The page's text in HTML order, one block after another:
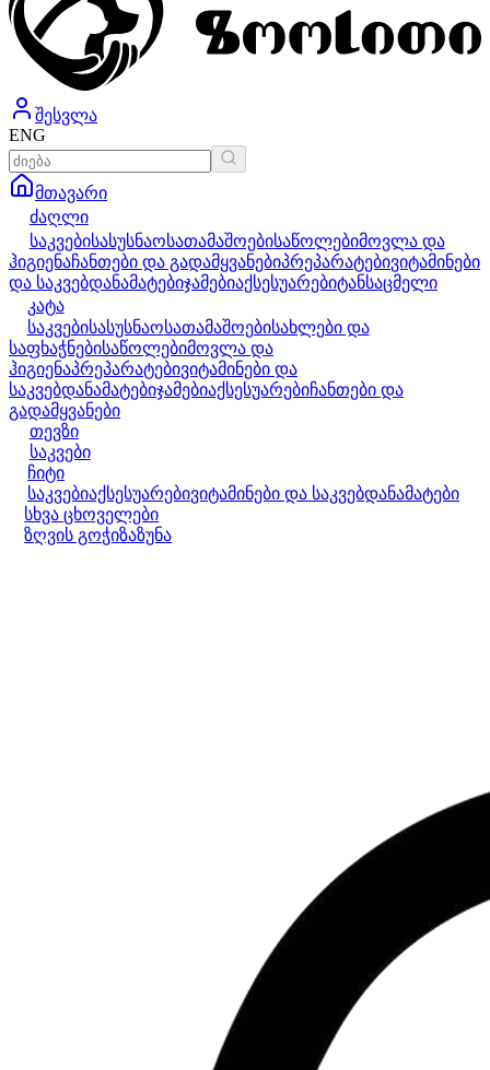
შესვლა
ENG
მთავარი
ძაღლი
საკვებისასუსნაოსათამაშოებისაწოლებიმოვლა და
ჰიგიენაჩანთები და გადამყვანებიპრეპარატებივიტამინები
და საკვებდანამატებიჯამებიაქსესუარებიტანსაცმელი
კატა
საკვებისასუსნაოსათამაშოებისახლები და
საფხაჭნებისაწოლებიმოვლა და
ჰიგიენაპრეპარატებივიტამინები და
საკვებდანამატებიჯამებიაქსესუარებიჩანთები და
გადამყვანები
თევზი
საკვები
ჩიტი
საკვებიაქსესუარებივიტამინები და საკვებდანამატები
სხვა ცხოველები
ზღვის გოჭიზაზუნა